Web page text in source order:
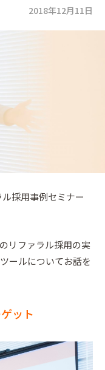
2018年12月11日
採用事例セミナー
リファラル採用の実
ールについてお話を
ット